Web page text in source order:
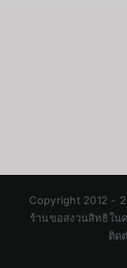
Copyright 2012 -
ร้านขอสงวนสิทธิใน
ติด